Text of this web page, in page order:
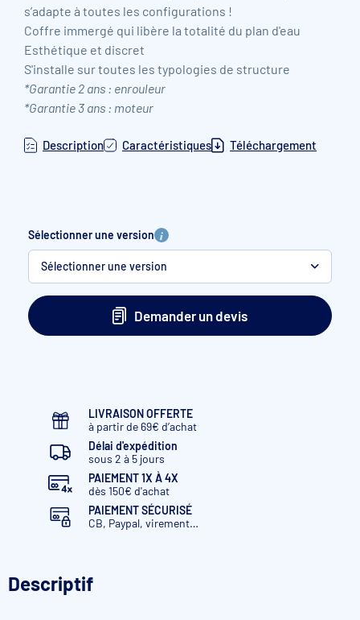
s’adapte à toutes les configurations !
Coffre immergé qui libère la totalité du plan d'eau
Esthétique et discret
S'installe sur toutes les typologies de structure
*Garantie 2 ans : enrouleur
*Garantie 3 ans : moteur
Description Caractéristiques Téléchargement
Sélectionner une version
Sélectionner une version
Moteur en coffre sec fixation à sceller
Moteur tubulaire
Demander un devis
LIVRAISON OFFERTE
à partir de 69€ d’achat
Délai d'expédition
sous 2 à 5 jours
PAIEMENT 1X À 4X
dès 150€ d'achat
PAIEMENT SÉCURISÉ
CB, Paypal, virement…
Descriptif